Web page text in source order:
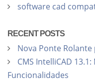
software cad
RECENT POSTS
Nova Ponte
CMS IntelliCAD
Funcionalidades